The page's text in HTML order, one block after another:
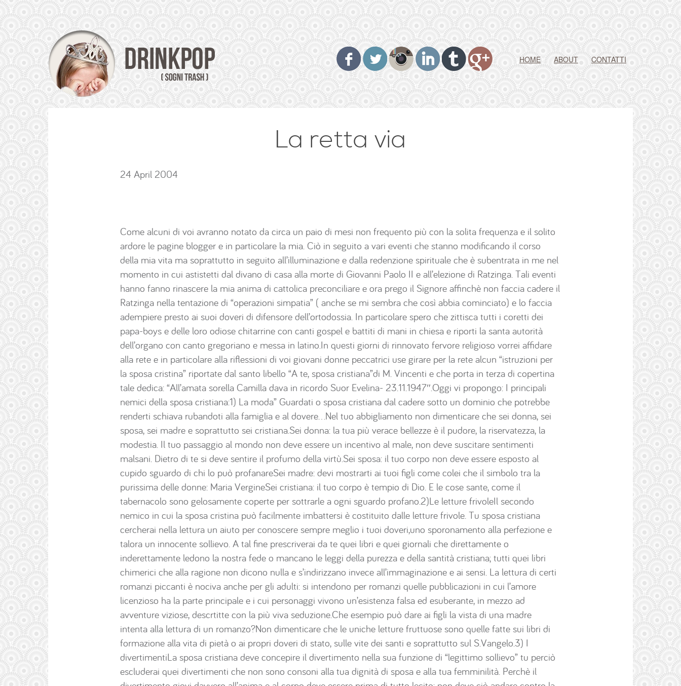
HOME ABOUT CONTATTI
La retta via
24 April 2004
Come alcuni di voi avranno notato da circa un paio di mesi non frequento più con la solita frequenza e il solito
ardore le pagine blogger e in particolare la mia. Ciò in seguito a vari eventi che stanno modificando il corso
della mia vita ma soprattutto in seguito all’illuminazione e dalla redenzione spirituale che è subentrata in me nel
momento in cui astistetti dal divano di casa alla morte di Giovanni Paolo II e all’elezione di Ratzinga. Tali eventi
hanno fanno rinascere la mia anima di cattolica preconciliare e ora prego il Signore affinchè non faccia cadere il
Ratzinga nella tentazione di “operazioni simpatia” ( anche se mi sembra che così abbia cominciato) e lo faccia
adempiere presto ai suoi doveri di difensore dell’ortodossia. In particolare spero che zittisca tutti i coretti dei
papa-boys e delle loro odiose chitarrine con canti gospel e battiti di mani in chiesa e riporti la santa autorità
dell’organo con canto gregoriano e messa in latino.In questi giorni di rinnovato fervore religioso vorrei affidare
alla rete e in particolare alla riflessioni di voi giovani donne peccatrici use girare per la rete alcun “istruzioni per
la sposa cristina” riportate dal santo libello “A te, sposa cristiana”di M. Vincenti e che porta in terza di copertina
tale dedica: “All’amata sorella Camilla dava in ricordo Suor Evelina- 23.11.1947″.Oggi vi propongo: I principali
nemici della sposa cristiana:1) La moda” Guardati o sposa cristiana dal cadere sotto un dominio che potrebbe
renderti schiava rubandoti alla famiglia e al dovere…Nel tuo abbigliamento non dimenticare che sei donna, sei
sposa, sei madre e soprattutto sei cristiana.Sei donna: la tua più verace bellezze è il pudore, la riservatezza, la
modestia. Il tuo passaggio al mondo non deve essere un incentivo al male, non deve suscitare sentimenti
malsani. Dietro di te si deve sentire il profumo della virtù.Sei sposa: il tuo corpo non deve essere esposto al
cupido sguardo di chi lo può profanareSei madre: devi mostrarti ai tuoi figli come colei che il simbolo tra la
purissima delle donne: Maria VergineSei cristiana: il tuo corpo è tempio di Dio. E le cose sante, come il
tabernacolo sono gelosamente coperte per sottrarle a ogni sguardo profano.2)Le letture frivoleIl secondo
nemico in cui la sposa cristina può facilmente imbattersi è costituito dalle letture frivole. Tu sposa cristiana
cercherai nella lettura un aiuto per conoscere sempre meglio i tuoi doveri,uno sporonamento alla perfezione e
talora un innocente sollievo. A tal fine prescriverai da te quei libri e quei giornali che direttamente o
inderettamente ledono la nostra fede o mancano le leggi della purezza e della santità cristiana; tutti quei libri
chimerici che alla ragione non dicono nulla e s’indirizzano invece all’immaginazione e ai sensi. La lettura di certi
romanzi piccanti è nociva anche per gli adulti: si intendono per romanzi quelle pubblicazioni in cui l’amore
licenzioso ha la parte principale e i cui personaggi vivono un’esistenza falsa ed esuberante, in mezzo ad
avventure viziose, descrtitte con la più viva seduzione.Che esempio può dare ai figli la vista di una madre
intenta alla lettura di un romanzo?Non dimenticare che le uniche letture fruttuose sono quelle fatte sui libri di
formazione alla vita di pietà o ai propri doveri di stato, sulle vite dei santi e soprattutto sul S.Vangelo.3) I
divertimentiLa sposa cristiana deve concepire il divertimento nella sua funzione di “legittimo sollievo” tu perciò
escluderai quei divertimenti che non sono consoni alla tua dignità di sposa e alla tua femminilità. Perchè il